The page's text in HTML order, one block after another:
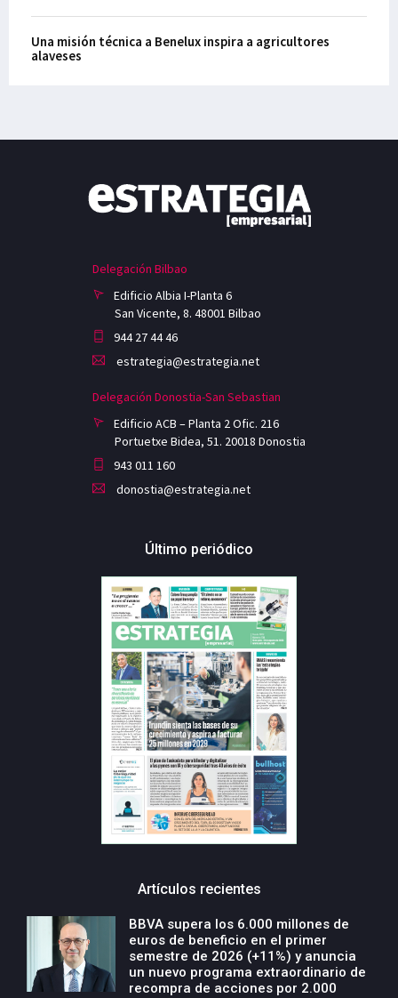
Una misión técnica a Benelux inspira a agricultores
alaveses
Delegación Bilbao
Edificio Albia I-Planta 6
San Vicente, 8. 48001 Bilbao
944 27 44 46
estrategia@estrategia.net
Delegación Donostia-San Sebastian
Edificio ACB – Planta 2 Ofic. 216
Portuetxe Bidea, 51. 20018 Donostia
943 011 160
donostia@estrategia.net
Último periódico
Artículos recientes
BBVA supera los 6.000 millones de
euros de beneficio en el primer
semestre de 2026 (+11%) y anuncia
un nuevo programa extraordinario de
recompra de acciones por 2.000